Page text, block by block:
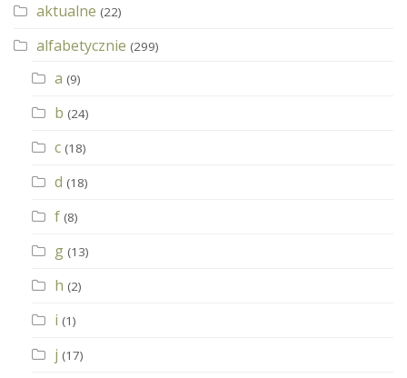
aktualne (22)
alfabetycznie (299)
a (9)
b (24)
c (18)
d (18)
f (8)
g (13)
h (2)
i (1)
j (17)